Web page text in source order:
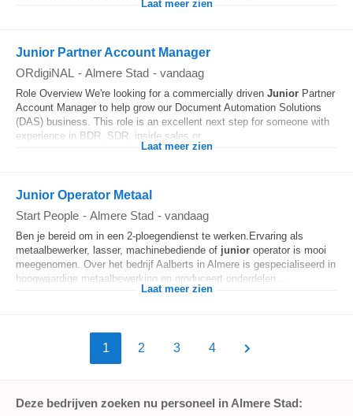
Laat meer zien
Junior Partner Account Manager
ORdigiNAL - Almere Stad - vandaag
Role Overview We're looking for a commercially driven Junior Partner
Account Manager to help grow our Document Automation Solutions
(DAS) business. This role is an excellent next step for someone with
experience in BDR, SDR, inside sales or...
Laat meer zien
Junior Operator Metaal
Start People - Almere Stad - vandaag
Ben je bereid om in een 2-ploegendienst te werken.Ervaring als
metaalbewerker, lasser, machinebediende of junior operator is mooi
meegenomen. Over het bedrijf Aalberts in Almere is gespecialiseerd in
hoogwaardige metaalbewerking en produceert onderdelen...
Laat meer zien
1 2 3 4
Deze bedrijven zoeken nu personeel in Almere Stad: